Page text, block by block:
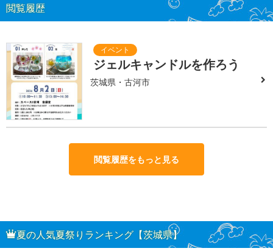
閲覧履歴
ジェルキャンドルを作ろう
茨城県・古河市
閲覧履歴をもっと見る
夏の人気夏祭りランキング【茨城県】